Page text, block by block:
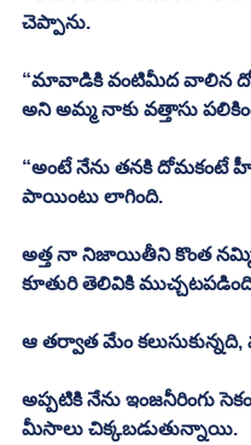
చెప్పాను.
“మావాడికి వంటిమీద వాలిన
అని అమ్మ నాకు వత్తాసు
“అంటే నేను తనకి దోమకంటే
పాయింటు లాగింది.
అత్త నా నిజాయితీని కొంత
కూతురి తెలివికి
ఆ తర్వాత మేం కలుసుకున్నది,
అప్పటికి నేను ఇంజనీరింగు
మీసాలు చిక్కబడుతున్నాయి.